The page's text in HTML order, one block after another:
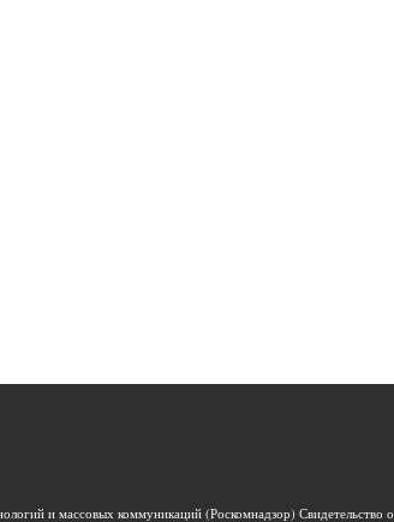
и массовых коммуникаций (Роскомнадзор) Свидетельство о